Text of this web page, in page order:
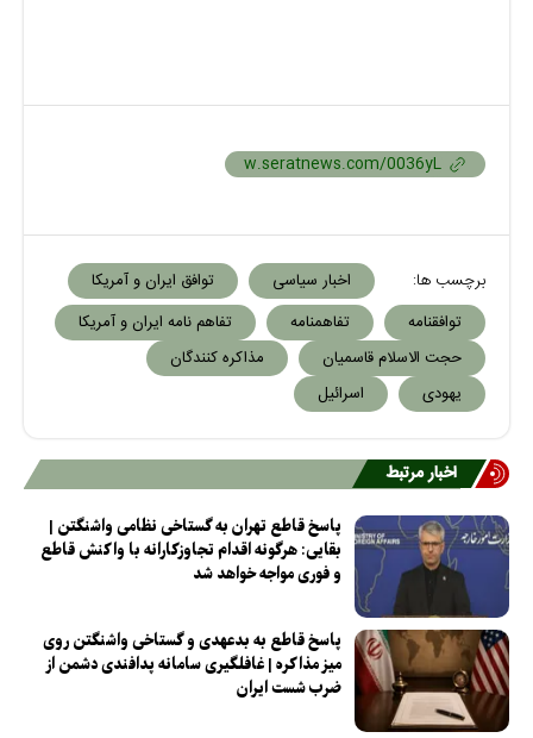
برچسب ها: اخبار سیاسی
توافق ایران و آمریکا
توافقنامه
تفاهمنامه
تفاهم نامه ایران و آمریکا
حجت الاسلام قاسمیان
مذاکره کنندگان
یهودی
اسرائیل
اخبار مرتبط
پاسخ قاطع تهران به گستاخی نظامی واشنگتن |
بقایی: هرگونه اقدام تجاوزکارانه با واکنش قاطع
و فوری مواجه خواهد شد
پاسخ قاطع به بدعهدی و گستاخی واشنگتن روی
میز مذاکره | غافلگیری سامانه پدافندی دشمن از
ضرب شست ایران